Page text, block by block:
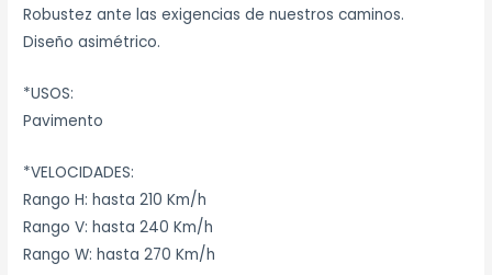
Robustez ante las exigencias de nuestros caminos.
Diseño asimétrico.
*USOS:
Pavimento
*VELOCIDADES:
Rango H: hasta 210 Km/h
Rango V: hasta 240 Km/h
Rango W: hasta 270 Km/h